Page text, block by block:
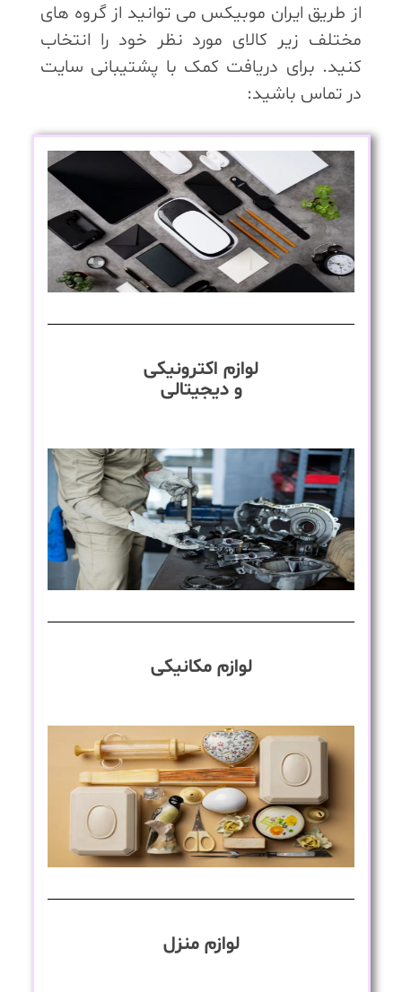
از طریق ایران موبیکس می توانید از گروه های
مختلف زیر کالای مورد نظر خود را انتخاب
کنید. برای دریافت کمک با پشتیبانی سایت
در تماس باشید:
لوازم اکترونیکی
و دیجیتالی
لوازم مکانیکی
لوازم منزل